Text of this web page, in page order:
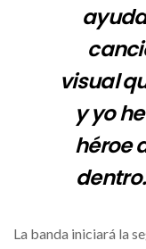
visual
y yo
héroe
La banda iniciará la